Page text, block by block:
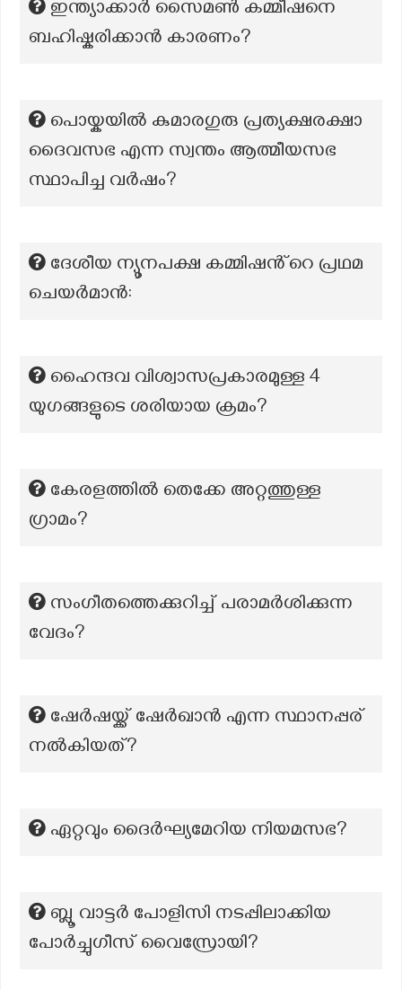
ഇന്ത്യാക്കാർ സൈമൺ കമ്മീഷനെ
ബഹിഷ്കരിക്കാൻ കാരണം?
പൊയ്കയിൽ കുമാരഗുരു പ്രത്യക്ഷരക്ഷാ
ദൈവസഭ എന്ന സ്വന്തം ആത്മീയസഭ
സ്ഥാപിച്ച വർഷം?
ദേശീയ ന്യൂനപക്ഷ കമ്മിഷൻ്റെ പ്രഥമ
ചെയർമാൻ:
ഹൈന്ദവ വിശ്വാസപ്രകാരമുള്ള 4
യുഗങ്ങളുടെ ശരിയായ ക്രമം?
കേരളത്തിൽ തെക്കേ അറ്റത്തുള്ള
ഗ്രാമം?
സംഗീതത്തെക്കുറിച്ച് പരാമർശിക്കുന്ന
വേദം?
ഷേർഷയ്ക്ക് ഷേർഖാൻ എന്ന സ്ഥാനപ്പര്
നൽകിയത്?
ഏറ്റവും ദൈർഘ്യമേറിയ നിയമസഭ?
ബ്ലൂ വാട്ടർ പോളിസി നടപ്പിലാക്കിയ
പോർച്ചുഗീസ് വൈസ്രോയി?